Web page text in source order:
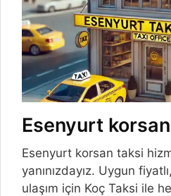
Esenyurt
Esenyurt korsan taksi
yanınızdayız. Uygun
ulaşım için Koç Taksi ile